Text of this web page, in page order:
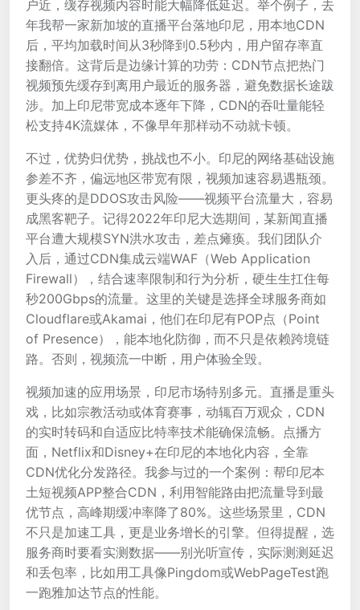
户近，缓存视频内容时能大幅降低延迟。举个例子，去
年我帮一家新加坡的直播平台落地印尼，用本地CDN
后，平均加载时间从3秒降到0.5秒内，用户留存率直
接翻倍。这背后是边缘计算的功劳：CDN节点把热门
视频预先缓存到离用户最近的服务器，避免数据长途跋
涉。加上印尼带宽成本逐年下降，CDN的吞吐量能轻
松支持4K流媒体，不像早年那样动不动就卡顿。
不过，优势归优势，挑战也不小。印尼的网络基础设施
参差不齐，偏远地区带宽有限，视频加速容易遇瓶颈。
更头疼的是DDOS攻击风险——视频平台流量大，容易
成黑客靶子。记得2022年印尼大选期间，某新闻直播
平台遭大规模SYN洪水攻击，差点瘫痪。我们团队介
入后，通过CDN集成云端WAF（Web Application
Firewall），结合速率限制和行为分析，硬生生扛住每
秒200Gbps的流量。这里的关键是选择全球服务商如
Cloudflare或Akamai，他们在印尼有POP点（Point
of Presence），能本地化防御，而不只是依赖跨境链
路。否则，视频流一中断，用户体验全毁。
视频加速的应用场景，印尼市场特别多元。直播是重头
戏，比如宗教活动或体育赛事，动辄百万观众，CDN
的实时转码和自适应比特率技术能确保流畅。点播方
面，Netflix和Disney+在印尼的本地化内容，全靠
CDN优化分发路径。我参与过的一个案例：帮印尼本
土短视频APP整合CDN，利用智能路由把流量导到最
优节点，高峰期缓冲率降了80%。这些场景里，CDN
不只是加速工具，更是业务增长的引擎。但得提醒，选
服务商时要看实测数据——别光听宣传，实际测测延迟
和丢包率，比如用工具像Pingdom或WebPageTest跑
一跑雅加达节点的性能。